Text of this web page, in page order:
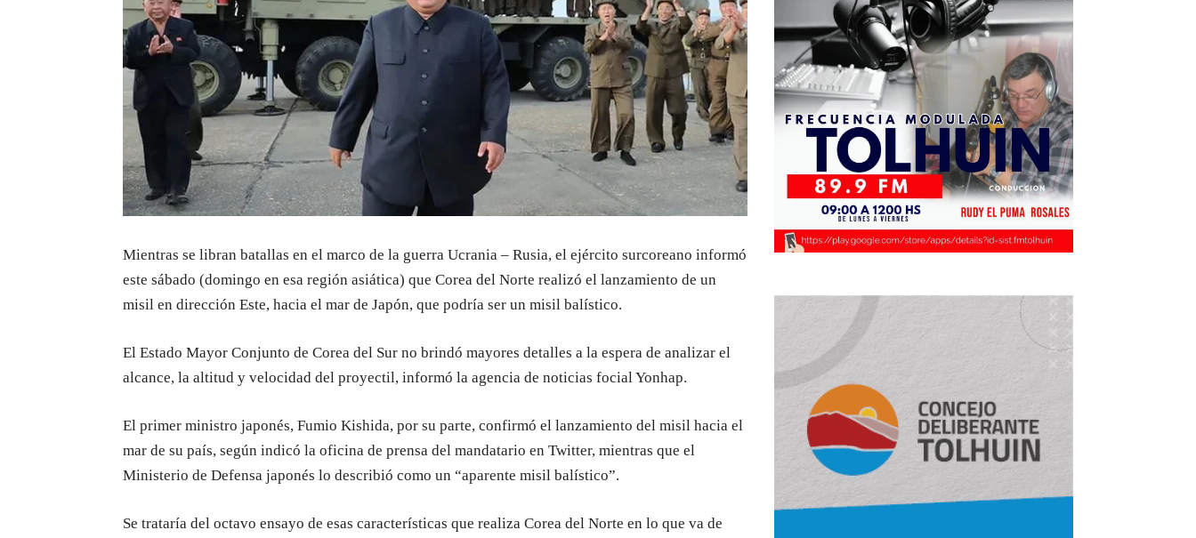
Mientras se libran batallas en el marco de la guerra Ucrania – Rusia, el ejército surcoreano informó
este sábado (domingo en esa región asiática) que Corea del Norte realizó el lanzamiento de un
misil en dirección Este, hacia el mar de Japón, que podría ser un misil balístico.
El Estado Mayor Conjunto de Corea del Sur no brindó mayores detalles a la espera de analizar el
alcance, la altitud y velocidad del proyectil, informó la agencia de noticias focial Yonhap.
El primer ministro japonés, Fumio Kishida, por su parte, confirmó el lanzamiento del misil hacia el
mar de su país, según indicó la oficina de prensa del mandatario en Twitter, mientras que el
Ministerio de Defensa japonés lo describió como un “aparente misil balístico”.
Se trataría del octavo ensayo de esas características que realiza Corea del Norte en lo que va de